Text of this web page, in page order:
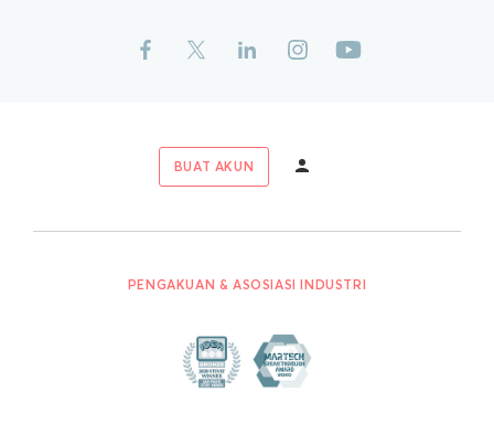
BUAT AKUN
PENGAKUAN & ASOSIASI INDUSTRI